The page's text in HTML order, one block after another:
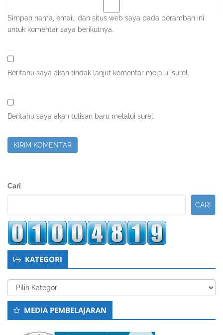
Simpan nama, email, dan situs web saya pada peramban ini
untuk komentar saya berikutnya.
Beritahu saya akan tindak lanjut komentar melalui surel.
Beritahu saya akan tulisan baru melalui surel.
Sidebar
Cari
CARI
KATEGORI
Kategori
MEDIA PEMBELAJARAN